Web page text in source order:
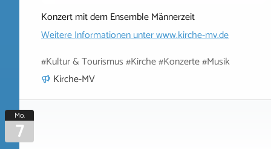
Konzert mit dem Ensemble Männerzeit
Weitere Informationen unterwww.kirche-mv.de
#Kultur & Tourismus #Kirche #Konzerte #Musik
Kirche-MV
Mo.
7